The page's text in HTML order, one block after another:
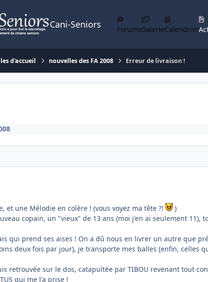
Cani-Seniors ForumsGalerieCalendrier
d'accueil nouvelles des FA 2008 Erreur de livraison !
et une Mélodie en colère ! (vous voyez ma tête ?!
)
copain, un "vieux" de 13 ans (moi j'en ai seulement 11),
qui prend ses aises ! On a dû nous en livrer un autre que
deux fois par jour), je transporte mes balles (enfin, celles
retrouvée sur le dos, catapultée par TIBOU revenant tout
qui me l'a prise !